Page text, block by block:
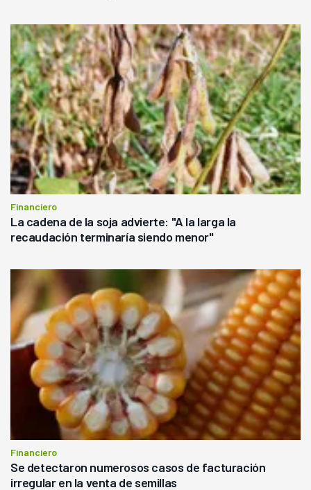
Financiero
La cadena de la soja advierte: "A la larga la
recaudación terminaría siendo menor"
Financiero
Se detectaron numerosos casos de facturación
irregular en la venta de semillas